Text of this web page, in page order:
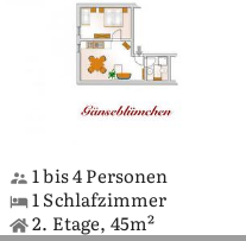
1 bis 4 Personen
1 Schlafzimmer
2. Etage, 45m²